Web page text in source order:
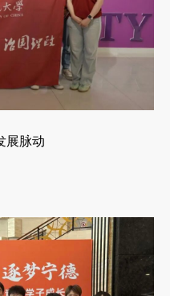
展脉动